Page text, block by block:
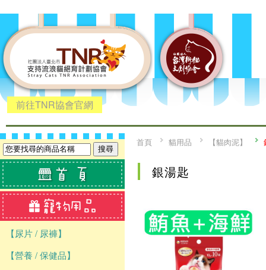
前往TNR協會官網
【尿片 / 尿褲】
【營養 / 保健品】
首頁 貓用品 【貓肉泥】
銀湯匙